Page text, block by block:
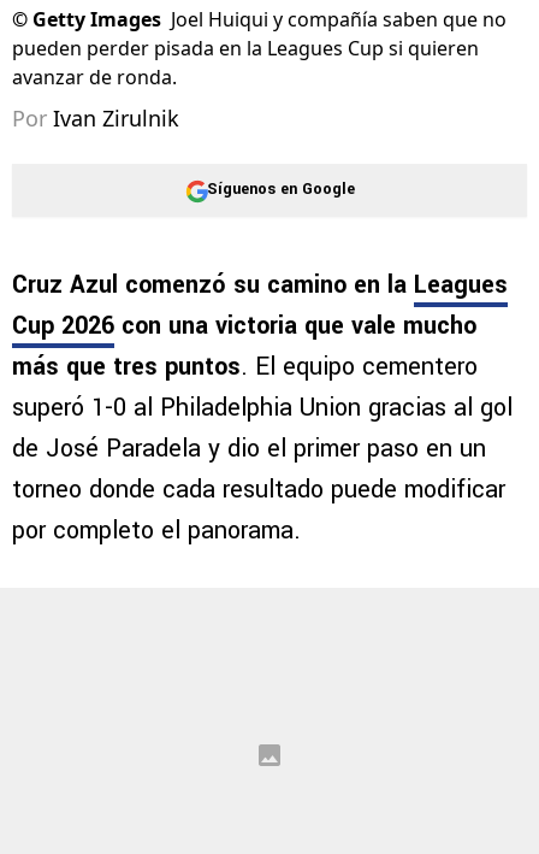
© Getty Images Joel Huiqui y compañía saben que no
pueden perder pisada en la Leagues Cup si quieren
avanzar de ronda.
Por Ivan Zirulnik
Síguenos en Google
Cruz Azul comenzó su camino en la Leagues
Cup 2026 con una victoria que vale mucho
más que tres puntos. El equipo cementero
superó 1-0 al Philadelphia Union gracias al gol
de José Paradela y dio el primer paso en un
torneo donde cada resultado puede modificar
por completo el panorama.